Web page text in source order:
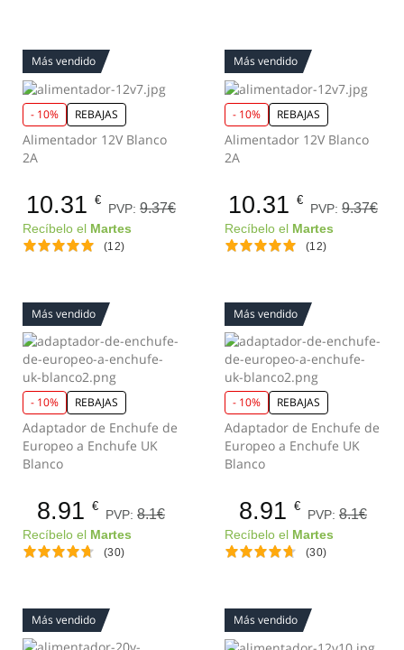
Más vendido
- 10% REBAJAS
Alimentador 12V Blanco
2A
10.31 €
PVP: 9.37€
Recíbelo el Martes
(12)
Más vendido
- 10% REBAJAS
Alimentador 12V Blanco
2A
10.31 €
PVP: 9.37€
Recíbelo el Martes
(12)
Más vendido
- 10% REBAJAS
Adaptador de Enchufe de
Europeo a Enchufe UK
Blanco
8.91 €
PVP: 8.1€
Recíbelo el Martes
(30)
Más vendido
- 10% REBAJAS
Adaptador de Enchufe de
Europeo a Enchufe UK
Blanco
8.91 €
PVP: 8.1€
Recíbelo el Martes
(30)
Más vendido Más vendido